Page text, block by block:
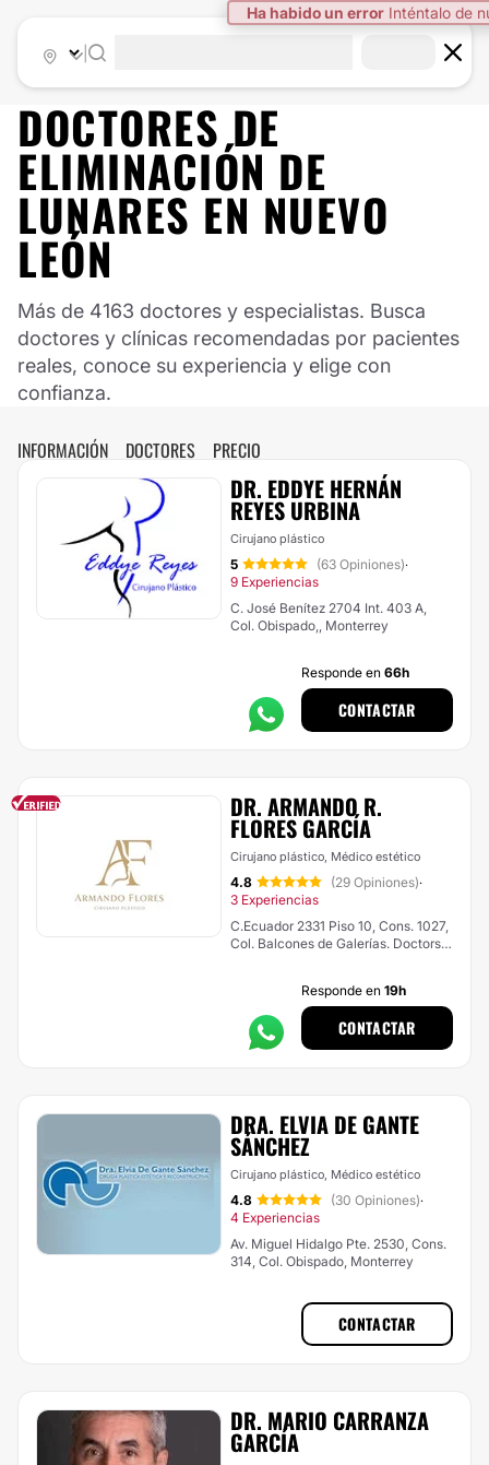
DOCTORES DE
ELIMINACIÓN DE
LUNARES EN NUEVO
LEÓN
Más de 4163 doctores y especialistas. Busca
doctores y clínicas recomendadas por pacientes
reales, conoce su experiencia y elige con
confianza.
INFORMACIÓN DOCTORES PRECIO
DR. EDDYE HERNÁN
REYES URBINA
Cirujano plástico
5 (63 Opiniones)·
9 Experiencias
C. José Benítez 2704 Int. 403 A,
Col. Obispado,, Monterrey
Responde en 66h
CONTACTAR
DR. ARMANDO R.
FLORES GARCÍA
Cirujano plástico, Médico estético
4.8 (29 Opiniones)·
3 Experiencias
C.Ecuador 2331 Piso 10, Cons. 1027,
Col. Balcones de Galerías. Doctors
Responde en 19h
CONTACTAR
DRA. ELVIA DE GANTE
SÁNCHEZ
Cirujano plástico, Médico estético
4.8 (30 Opiniones)·
4 Experiencias
Av. Miguel Hidalgo Pte. 2530, Cons.
314, Col. Obispado, Monterrey
CONTACTAR
DR. MARIO CARRANZA
GARCÍA